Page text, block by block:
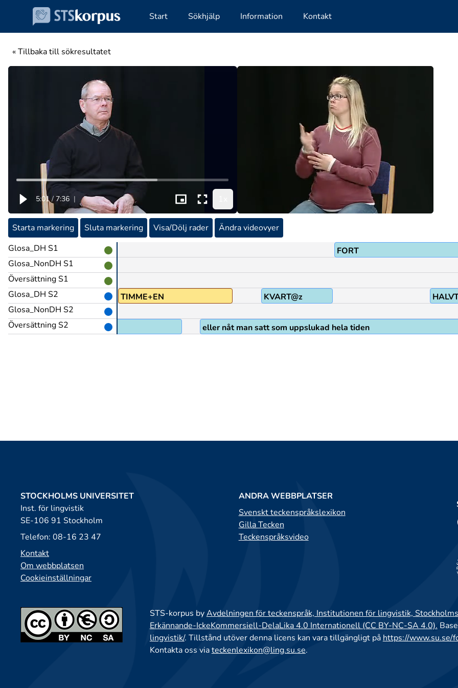
Start Sökhjälp Information Kontakt
« Tillbaka till sökresultatet
5:01 / 7:36 |
Starta markering Sluta markering Visa/Dölj rader
Ändra videovyer
Glosa_DH S1
Glosa_NonDH S1
Översättning S1
Glosa_DH S2
Glosa_NonDH S2
Översättning S2
FORT
TIMME+EN KVART@z
eller nåt man satt som uppslukad hela tiden
STOCKHOLMS UNIVERSITET
Inst. för lingvistik
SE-106 91 Stockholm
Telefon: 08-16 23 47
Kontakt
Om webbplatsen
Cookieinställningar
ANDRA WEBBPLATSER
Svenskt teckenspråkslexikon
Gilla Tecken
Teckenspråksvideo
STS-korpus byAvdelningen för teckenspråk, Institutionen för lingvistik,
Erkännande-IckeKommersiell-DelaLika 4.0 Internationell (CC BY-NC-SA 4.0).
lingvistik/. Tillstånd utöver denna licens kan vara tillgängligt på https://www.su.se/
Kontakta oss viateckenlexikon@ling.su.se.